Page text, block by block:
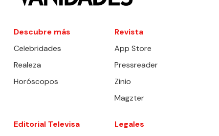
Descubre más
Celebridades
Realeza
Horóscopos
Revista
App Store
Pressreader
Zinio
Magzter
Editorial Televisa
Legales